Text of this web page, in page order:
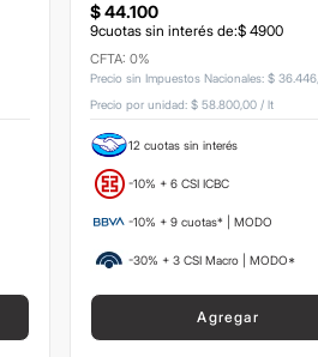
$ 44.100
9cuotas sin interés de:$ 4900
CFTA: 0%
Precio sin Impuestos Nacionales:$ 36.446
Precio por unidad:$ 58.800,00 /lt
12 cuotas sin interés
-10% + 6 CSI ICBC
-10% + 9 cuotas* | MODO
-30% + 3 CSI Macro | MODO*
Agregar